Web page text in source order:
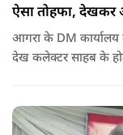
ऐसा तोहफा,
आगरा के DM
देख कलेक्टर साहब के